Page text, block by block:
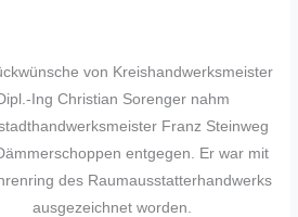
von Kreishandwerksmeister
Ing Christian Sorenger nahm
Franz Steinweg
entgegen. Er war mit
des Raumausstatterhandwerks
ausgezeichnet worden.